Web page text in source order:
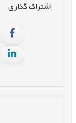
اشتراک گذاری